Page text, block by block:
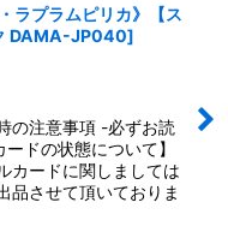
ラプラムピリカ》【ス
DAMA-JP040]
の注意事項 -必ずお読
ドの状態について】
カードに関しましては
品させて頂いておりま